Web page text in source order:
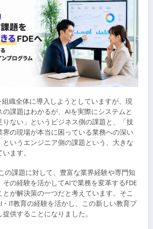
組織全体に導入しようとしていますが、現
課題はわかるが、AIを実際にシステムと
りない」というビジネス側の課題と、「技
界の現場が本当に困っている業務への深い
というエンジニア側の課題という、大きな
ます。
の課題に対して、豊富な業界経験や専門知
の経験を活かしてAIで業務を変革するFDE
とが解決策の一つだと考えています。そこ
IT教育の経験を活かし、この新しい教育プ
供することになりました。